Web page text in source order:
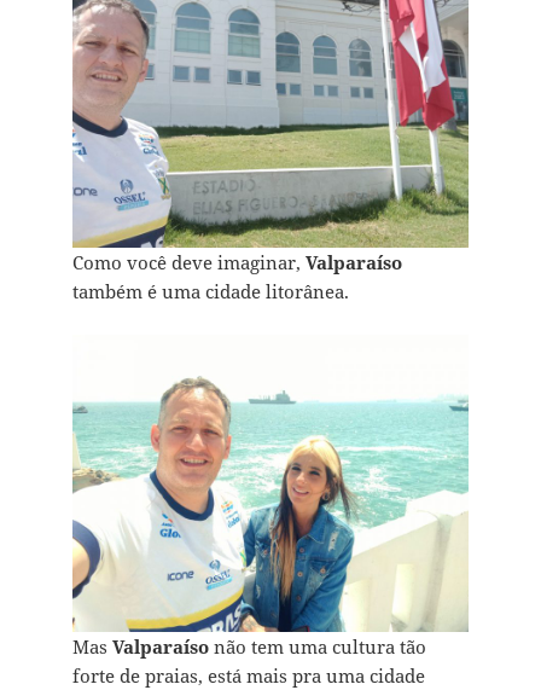
Como você deve imaginar, Valparaíso
também é uma cidade litorânea.
Mas Valparaísonão tem uma cultura tão
forte de praias, está mais pra uma cidade